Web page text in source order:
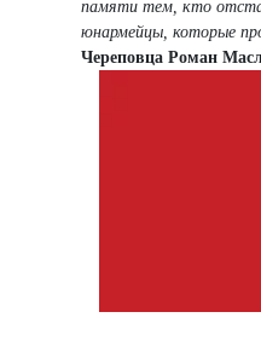
памяти тем, кто
юнармейцы, которые
Череповца Роман